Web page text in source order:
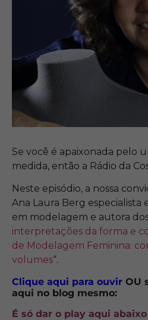
Se você é apaixonada pelo
medida, então a Rádio da
Neste episódio, a nossa
Ana Laura Berg especialista
em modelagem e autora
interpretações da forma e
de Modelagem Feminina:
volumes“.
Clique aqui para ouvir OU
aqui no blog mesmo:
É só dar o play aqui abaixo